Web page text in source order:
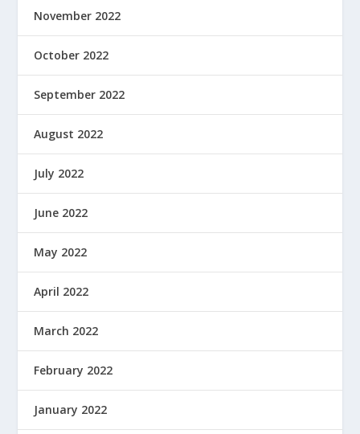
November 2022
October 2022
September 2022
August 2022
July 2022
June 2022
May 2022
April 2022
March 2022
February 2022
January 2022